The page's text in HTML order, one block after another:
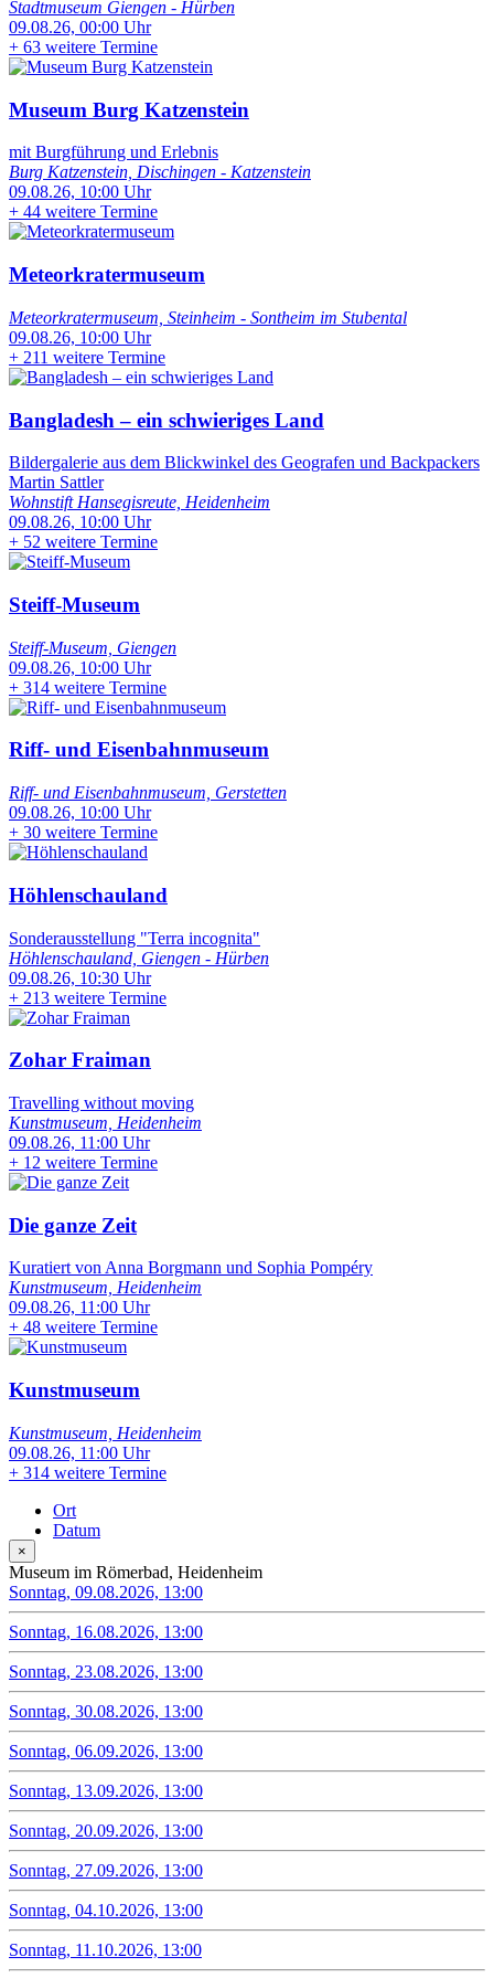
Stadtmuseum Giengen - Hürben
09.08.26, 00:00 Uhr
+ 63 weitere Termine
Museum Burg Katzenstein
mit Burgführung und Erlebnis
Burg Katzenstein, Dischingen - Katzenstein
09.08.26, 10:00 Uhr
+ 44 weitere Termine
Meteorkratermuseum
Meteorkratermuseum, Steinheim - Sontheim im Stubental
09.08.26, 10:00 Uhr
+ 211 weitere Termine
Bangladesh – ein schwieriges Land
Bildergalerie aus dem Blickwinkel des Geografen und Backpackers
Martin Sattler
Wohnstift Hansegisreute, Heidenheim
09.08.26, 10:00 Uhr
+ 52 weitere Termine
Steiff-Museum
Steiff-Museum, Giengen
09.08.26, 10:00 Uhr
+ 314 weitere Termine
Riff- und Eisenbahnmuseum
Riff- und Eisenbahnmuseum, Gerstetten
09.08.26, 10:00 Uhr
+ 30 weitere Termine
Höhlenschauland
Sonderausstellung "Terra incognita"
Höhlenschauland, Giengen - Hürben
09.08.26, 10:30 Uhr
+ 213 weitere Termine
Zohar Fraiman
Travelling without moving
Kunstmuseum, Heidenheim
09.08.26, 11:00 Uhr
+ 12 weitere Termine
Die ganze Zeit
Kuratiert von Anna Borgmann und Sophia Pompéry
Kunstmuseum, Heidenheim
09.08.26, 11:00 Uhr
+ 48 weitere Termine
Kunstmuseum
Kunstmuseum, Heidenheim
09.08.26, 11:00 Uhr
+ 314 weitere Termine
Ort
Datum
×
Museum im Römerbad, Heidenheim
Sonntag, 09.08.2026, 13:00
Sonntag, 16.08.2026, 13:00
Sonntag, 23.08.2026, 13:00
Sonntag, 30.08.2026, 13:00
Sonntag, 06.09.2026, 13:00
Sonntag, 13.09.2026, 13:00
Sonntag, 20.09.2026, 13:00
Sonntag, 27.09.2026, 13:00
Sonntag, 04.10.2026, 13:00
Sonntag, 11.10.2026, 13:00